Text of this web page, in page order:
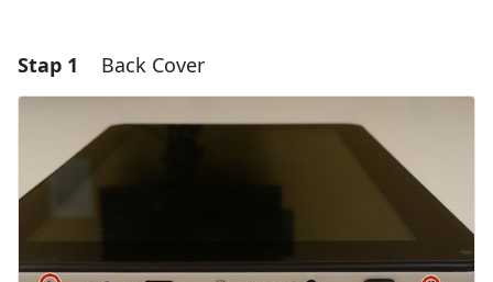
Stap 1 Back Cover